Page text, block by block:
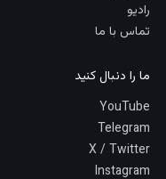
رادیو
تماس با ما
ما را دنبال کنید
YouTube
Telegram
X / Twitter
Instagram